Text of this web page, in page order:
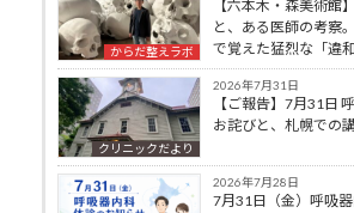
からだ整えラボ
【六本木・森美術館
と、ある医師の考察
で覚えた猛烈な「違
クリニックだより
2026年7月31日
【ご報告】7月31日
お詫びと、札幌での
2026年7月28日
7月31日（金）呼吸